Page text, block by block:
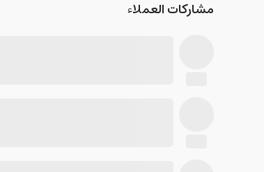
مشاركات العملاء